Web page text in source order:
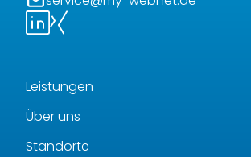
Leistungen
Über uns
Standorte